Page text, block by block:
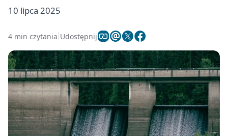
10 lipca 2025
4 min czytania Udostępnij